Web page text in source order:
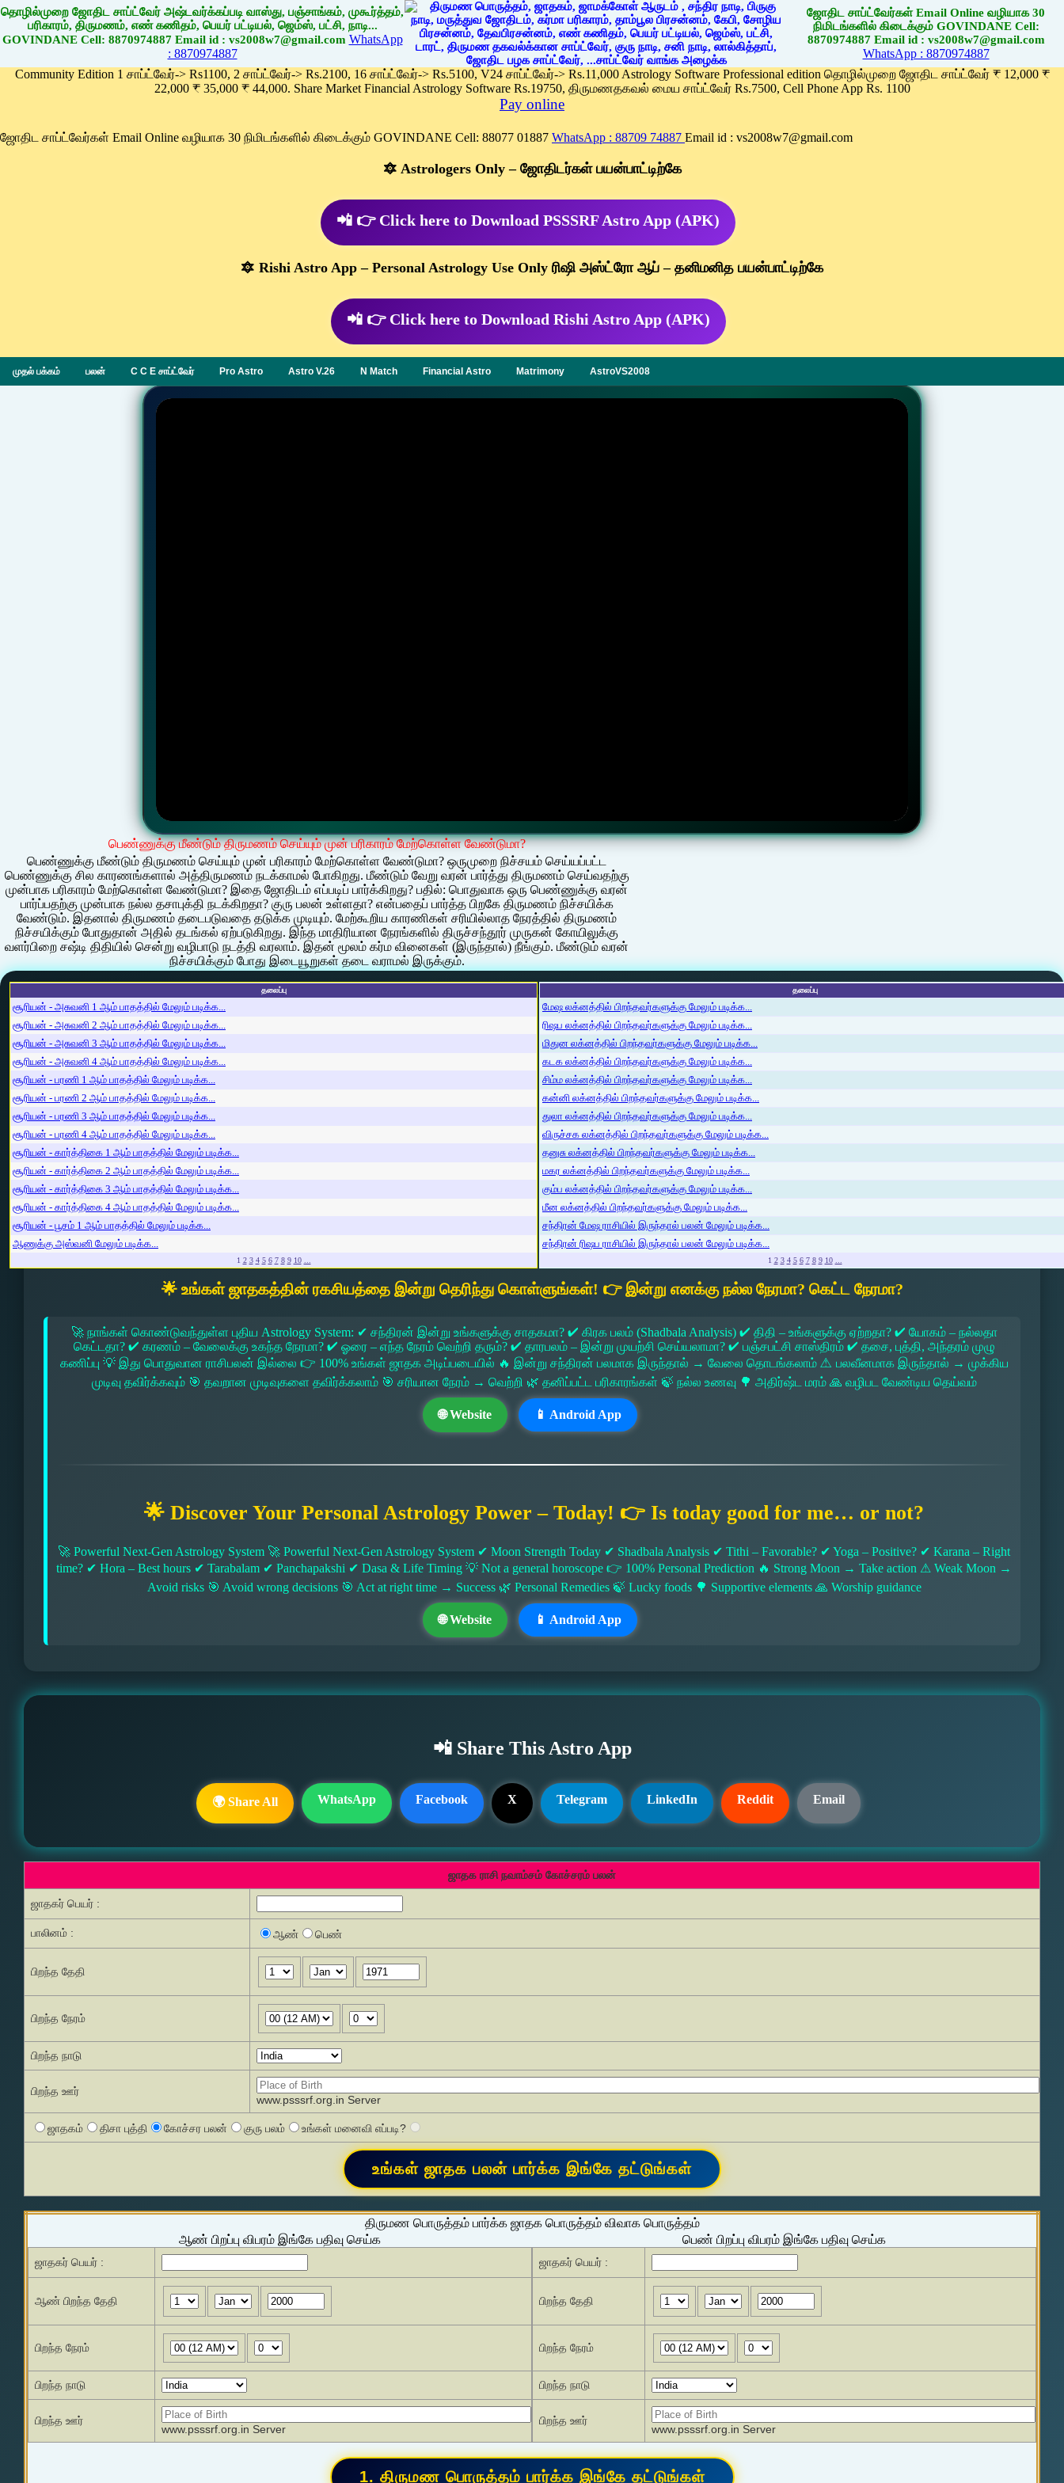
தொழில்முறை ஜோதிட சாப்ட்வேர் அஷ்டவர்க்கப்படி வாஸ்து, பஞ்சாங்கம், முகூர்த்தம்,
பரிகாரம், திருமணம், எண் கணிதம், பெயர் பட்டியல், ஜெம்ஸ், பட்சி, நாடி...
GOVINDANE Cell: 8870974887 Email id : vs2008w7@gmail.com WhatsApp
: 8870974887
ஜோதிட சாப்ட்வேர்கள் Email Online வழியாக 30
நிமிடங்களில் கிடைக்கும் GOVINDANE Cell:
8870974887 Email id : vs2008w7@gmail.com
WhatsApp : 8870974887
Community Edition 1 சாப்ட்வேர்-> Rs1100, 2 சாப்ட்வேர்-> Rs.2100, 16 சாப்ட்வேர்-> Rs.5100, V24 சாப்ட்வேர்-> Rs.11,000 Astrology Software Professional edition தொழில்முறை ஜோதிட சாப்ட்வேர் ₹ 12,000 ₹
22,000 ₹ 35,000 ₹ 44,000. Share Market Financial Astrology Software Rs.19750, திருமணதகவல் மைய சாப்ட்வேர் Rs.7500, Cell Phone App Rs. 1100
Pay online
ஜோதிட சாப்ட்வேர்கள் Email Online வழியாக 30 நிமிடங்களில் கிடைக்கும் GOVINDANE Cell: 88077 01887 WhatsApp : 88709 74887 Email id : vs2008w7@gmail.com
🔯 Astrologers Only – ஜோதிடர்கள் பயன்பாட்டிற்கே
📲 👉 Click here to Download PSSSRF Astro App (APK)
🔯 Rishi Astro App – Personal Astrology Use Only ரிஷி அஸ்ட்ரோ ஆப் – தனிமனித பயன்பாட்டிற்கே
📲 👉 Click here to Download Rishi Astro App (APK)
முதல் பக்கம் பலன் C C E சாப்ட்வேர் Pro Astro Astro V.26 N Match Financial Astro Matrimony AstroVS2008
பெண்ணுக்கு மீண்டும் திருமணம் செய்யும் முன் பரிகாரம் மேற்கொள்ள வேண்டுமா?
பெண்ணுக்கு மீண்டும் திருமணம் செய்யும் முன் பரிகாரம் மேற்கொள்ள வேண்டுமா? ஒருமுறை நிச்சயம் செய்யப்பட்ட
பெண்ணுக்கு சில காரணங்களால் அத்திருமணம் நடக்காமல் போகிறது. மீண்டும் வேறு வரன் பார்த்து திருமணம் செய்வதற்கு
முன்பாக பரிகாரம் மேற்கொள்ள வேண்டுமா? இதை ஜோதிடம் எப்படிப் பார்க்கிறது? பதில்: பொதுவாக ஒரு பெண்ணுக்கு வரன்
பார்ப்பதற்கு முன்பாக நல்ல தசாபுக்தி நடக்கிறதா? குரு பலன் உள்ளதா? என்பதைப் பார்த்த பிறகே திருமணம் நிச்சயிக்க
வேண்டும். இதனால் திருமணம் தடைபடுவதை தடுக்க முடியும். மேற்கூறிய காரணிகள் சரியில்லாத நேரத்தில் திருமணம்
நிச்சயிக்கும் போதுதான் அதில் தடங்கல் ஏற்படுகிறது. இந்த மாதிரியான நேரங்களில் திருச்சந்தூர் முருகன் கோயிலுக்கு
வளர்பிறை சஷ்டி திதியில் சென்று வழிபாடு நடத்தி வரலாம். இதன் மூலம் கர்ம வினைகள் (இருந்தால்) நீங்கும். மீண்டும் வரன்
நிச்சயிக்கும் போது இடையூறுகள் தடை வராமல் இருக்கும்.
தலைப்பு
சூரியன் - அசுவனி 1 ஆம் பாதத்தில் மேலும் படிக்க...
சூரியன் - அசுவனி 2 ஆம் பாதத்தில் மேலும் படிக்க...
சூரியன் - அசுவனி 3 ஆம் பாதத்தில் மேலும் படிக்க...
சூரியன் - அசுவனி 4 ஆம் பாதத்தில் மேலும் படிக்க...
சூரியன் - பரணி 1 ஆம் பாதத்தில் மேலும் படிக்க...
சூரியன் - பரணி 2 ஆம் பாதத்தில் மேலும் படிக்க...
சூரியன் - பரணி 3 ஆம் பாதத்தில் மேலும் படிக்க...
சூரியன் - பரணி 4 ஆம் பாதத்தில் மேலும் படிக்க...
சூரியன் - கார்த்திகை 1 ஆம் பாதத்தில் மேலும் படிக்க...
சூரியன் - கார்த்திகை 2 ஆம் பாதத்தில் மேலும் படிக்க...
சூரியன் - கார்த்திகை 3 ஆம் பாதத்தில் மேலும் படிக்க...
சூரியன் - கார்த்திகை 4 ஆம் பாதத்தில் மேலும் படிக்க...
சூரியன் - பூசம் 1 ஆம் பாதத்தில் மேலும் படிக்க...
ஆணுக்கு அஸ்வனி மேலும் படிக்க...
1 2 3 4 5 6 7 8 9 10 ...
தலைப்பு
மேஷ லக்னத்தில் பிறந்தவர்களுக்கு மேலும் படிக்க...
ரிஷப லக்னத்தில் பிறந்தவர்களுக்கு மேலும் படிக்க...
மிதுன லக்னத்தில் பிறந்தவர்களுக்கு மேலும் படிக்க...
கடக லக்னத்தில் பிறந்தவர்களுக்கு மேலும் படிக்க...
சிம்ம லக்னத்தில் பிறந்தவர்களுக்கு மேலும் படிக்க...
கன்னி லக்னத்தில் பிறந்தவர்களுக்கு மேலும் படிக்க...
துலா லக்னத்தில் பிறந்தவர்களுக்கு மேலும் படிக்க...
விருச்சக லக்னத்தில் பிறந்தவர்களுக்கு மேலும் படிக்க...
தனுசு லக்னத்தில் பிறந்தவர்களுக்கு மேலும் படிக்க...
மகர லக்னத்தில் பிறந்தவர்களுக்கு மேலும் படிக்க...
கும்ப லக்னத்தில் பிறந்தவர்களுக்கு மேலும் படிக்க...
மீன லக்னத்தில் பிறந்தவர்களுக்கு மேலும் படிக்க...
சந்திரன் மேஷ ராசியில் இருந்தால் பலன் மேலும் படிக்க...
சந்திரன் ரிஷப ராசியில் இருந்தால் பலன் மேலும் படிக்க...
1 2 3 4 5 6 7 8 9 10 ...
🌟 உங்கள் ஜாதகத்தின் ரகசியத்தை இன்று தெரிந்து கொள்ளுங்கள்! 👉 இன்று எனக்கு நல்ல நேரமா? கெட்ட நேரமா?
🚀 நாங்கள் கொண்டுவந்துள்ள புதிய Astrology System: ✔ சந்திரன் இன்று உங்களுக்கு சாதகமா? ✔ கிரக பலம் (Shadbala Analysis) ✔ திதி – உங்களுக்கு ஏற்றதா? ✔ யோகம் – நல்லதா
கெட்டதா? ✔ கரணம் – வேலைக்கு உகந்த நேரமா? ✔ ஓரை – எந்த நேரம் வெற்றி தரும்? ✔ தாரபலம் – இன்று முயற்சி செய்யலாமா? ✔ பஞ்சபட்சி சாஸ்திரம் ✔ தசை, புத்தி, அந்தரம் முழு
கணிப்பு 💡 இது பொதுவான ராசிபலன் இல்லை 👉 100% உங்கள் ஜாதக அடிப்படையில் 🔥 இன்று சந்திரன் பலமாக இருந்தால் → வேலை தொடங்கலாம் ⚠ பலவீனமாக இருந்தால் → முக்கிய
முடிவு தவிர்க்கவும் 🎯 தவறான முடிவுகளை தவிர்க்கலாம் 🎯 சரியான நேரம் → வெற்றி 🌿 தனிப்பட்ட பரிகாரங்கள் 🍃 நல்ல உணவு 🌳 அதிர்ஷ்ட மரம் 🙏 வழிபட வேண்டிய தெய்வம்
🌐 Website 📱 Android App
🌟 Discover Your Personal Astrology Power – Today! 👉 Is today good for me… or not?
🚀 Powerful Next-Gen Astrology System 🚀 Powerful Next-Gen Astrology System ✔ Moon Strength Today ✔ Shadbala Analysis ✔ Tithi – Favorable? ✔ Yoga – Positive? ✔ Karana – Right
time? ✔ Hora – Best hours ✔ Tarabalam ✔ Panchapakshi ✔ Dasa & Life Timing 💡 Not a general horoscope 👉 100% Personal Prediction 🔥 Strong Moon → Take action ⚠ Weak Moon →
Avoid risks 🎯 Avoid wrong decisions 🎯 Act at right time → Success 🌿 Personal Remedies 🍃 Lucky foods 🌳 Supportive elements 🙏 Worship guidance
🌐 Website 📱 Android App
📲 Share This Astro App
🌍 Share All WhatsApp Facebook X Telegram LinkedIn Reddit Email
ஜாதக ராசி நவாம்சம் கோச்சரம் பலன்
ஜாதகர் பெயர் :
பாலினம் : ஆண் பெண்
பிறந்த தேதி
பிறந்த நேரம்
பிறந்த நாடு
பிறந்த ஊர்
www.psssrf.org.in Server
ஜாதகம் திசா புத்தி கோச்சர பலன் குரு பலம் உங்கள் மனைவி எப்படி?
திருமண பொருத்தம் பார்க்க ஜாதக பொருத்தம் விவாக பொருத்தம்
ஆண் பிறப்பு விபரம் இங்கே பதிவு செய்க
பெண் பிறப்பு விபரம் இங்கே பதிவு செய்க
ஜாதகர் பெயர் :
ஆண் பிறந்த தேதி
பிறந்த நேரம்
பிறந்த நாடு
பிறந்த ஊர்
www.psssrf.org.in Server
ஜாதகர் பெயர் :
பிறந்த தேதி
பிறந்த நேரம்
பிறந்த நாடு
பிறந்த ஊர்
www.psssrf.org.in Server